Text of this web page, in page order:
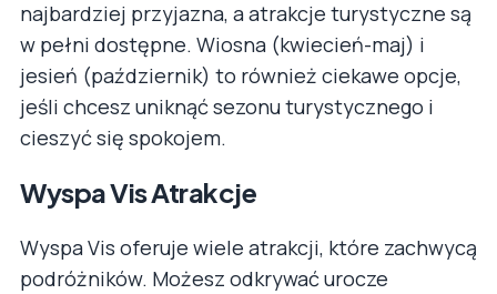
najbardziej przyjazna, a atrakcje turystyczne są
w pełni dostępne. Wiosna (kwiecień-maj) i
jesień (październik) to również ciekawe opcje,
jeśli chcesz uniknąć sezonu turystycznego i
cieszyć się spokojem.
Wyspa Vis Atrakcje
Wyspa Vis oferuje wiele atrakcji, które zachwycą
podróżników. Możesz odkrywać urocze